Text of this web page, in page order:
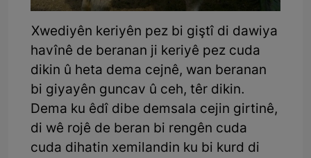
Xwediyên keriyên pez bi giştî di dawiya
havînê de beranan ji keriyê pez cuda
dikin û heta dema cejnê, wan beranan
bi giyayên guncav û ceh, têr dikin.
Dema ku êdî dibe demsala cejin girtinê,
di wê rojê de beran bi rengên cuda
cuda dihatin xemilandin ku bi kurd di